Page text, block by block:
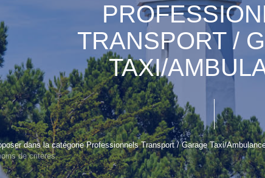
TRANSPORT /
TAXI/
dans la catégorie Professionnels Transport / Garage Taxi/
de critères.